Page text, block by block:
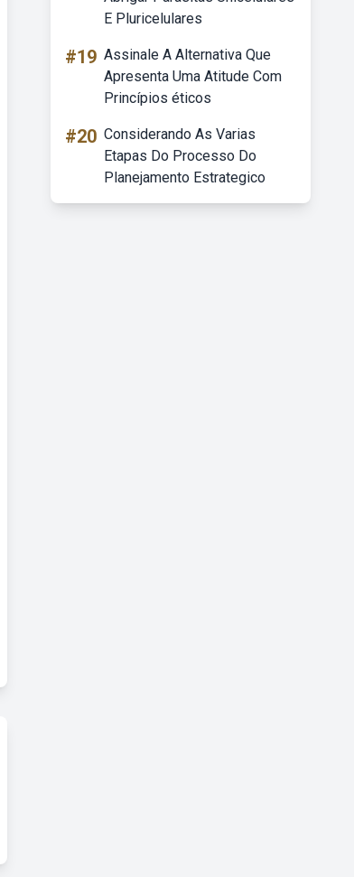
E Pluricelulares
#19 Assinale A Alternativa Que
Apresenta Uma Atitude Com
Princípios éticos
#20 Considerando As Varias
Etapas Do Processo Do
Planejamento Estrategico